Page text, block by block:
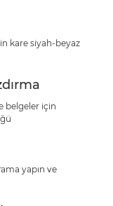
kare siyah-beyaz
belgeler için
yapın ve